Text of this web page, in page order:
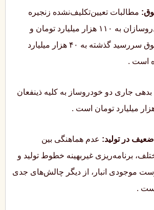
مطالبات تعیین‌تکلیف‌نشده زنجیره
تامین از خودروسازان به ۱۱۰ هزار میلیارد تومان و
مطالبات معوق سررسید گذشته به ۴۰ هزار میلیارد
است .
بدهی جاری دو خودروساز به کلیه ذینفعان
.
در تولید: عدم هماهنگی بین
برنامه‌ریزی غیربهینه خطوط تولید و
موجودی انبار، از دیگر چالش‌های جدی
.